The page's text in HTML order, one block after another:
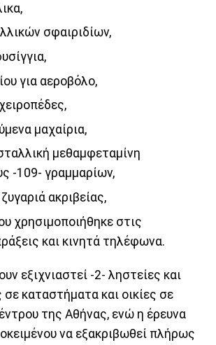
σφαιριδίων,
για αεροβόλο,
μαχαίρια,
μεθαμφεταμίνη
-109- γραμμαρίων,
ακριβείας,
χρησιμοποιήθηκε στις
και κινητά τηλέφωνα.
εξιχνιαστεί -2- ληστείες και
σε καταστήματα και οικίες σε
της Αθήνας, ενώ η έρευνα
να εξακριβωθεί πλήρως